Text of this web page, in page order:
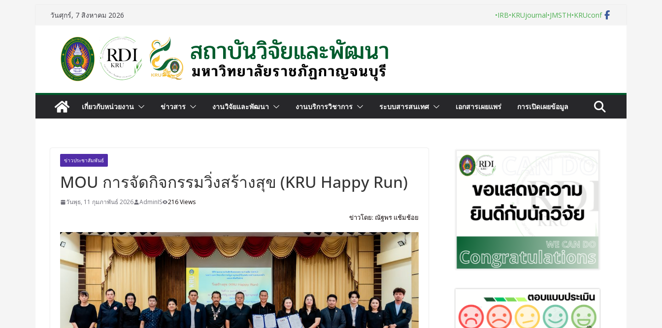
วันศุกร์, 7 สิงหาคม 2026 •IRB•KRUjournal•JMSTH•KRUconf
เกี่ยวกับหน่วยงาน ข่าวสาร งานวิจัยและพัฒนา งานบริการวิชาการ ระบบสารสนเทศ เอกสารเผยแพร่ การเปิดเผยข้อมูล
ข่าวประชาสัมพันธ์
MOU การจัดกิจกรรมวิ่งสร้างสุข (KRU Happy Run)
วันพุธ, 11 กุมภาพันธ์ 2026 AdminIS 216 Views
ข่าวโดย: ณัฐพร แช้มช้อย